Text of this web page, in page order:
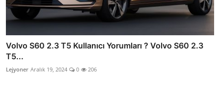
Volvo S60 2.3 T5 Kullanıcı Yorumları ? Volvo S60 2.3
T5...
Lejyoner Aralık 19, 2024 0 206